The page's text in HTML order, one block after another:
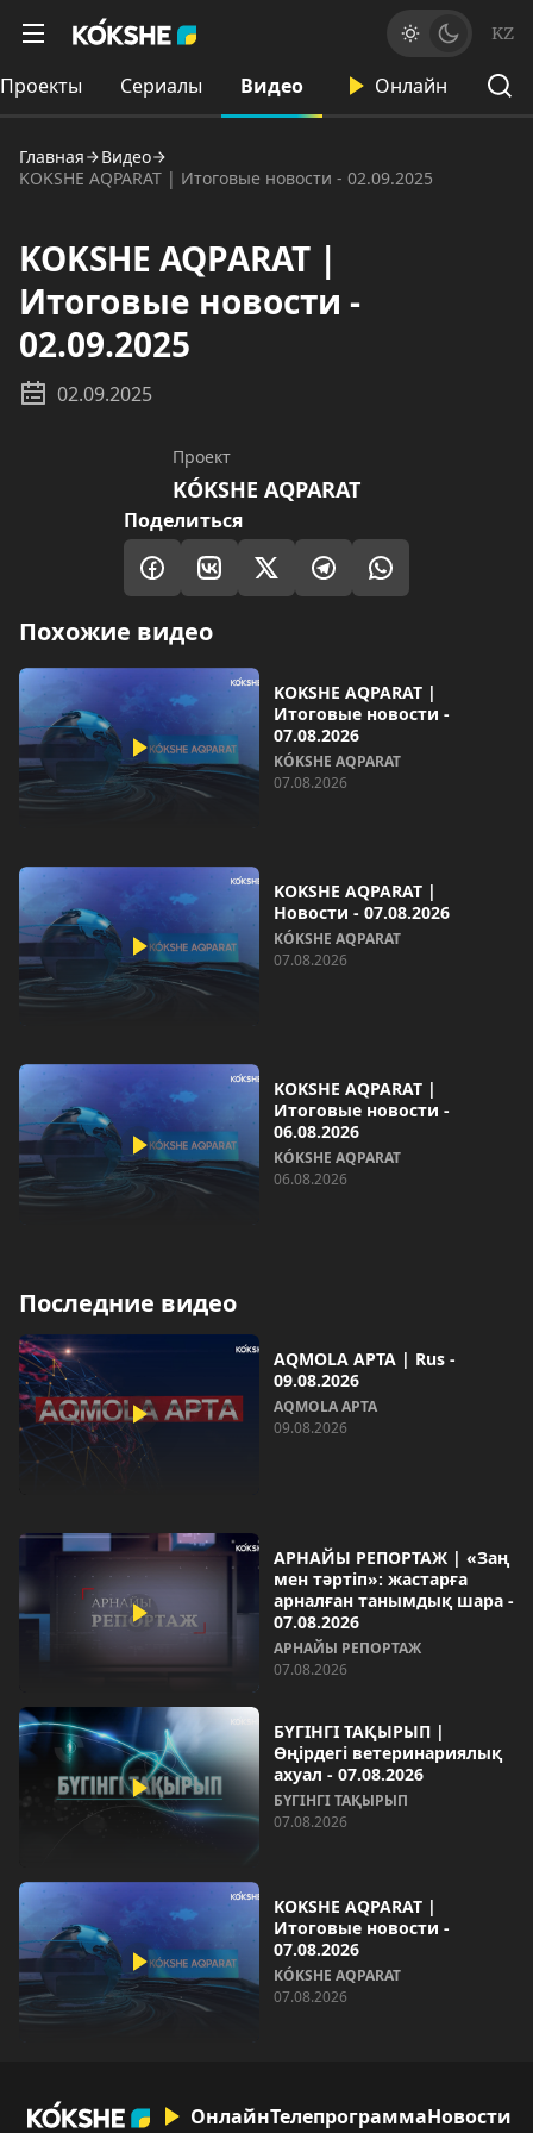
KZ
Проекты Сериалы Видео Онлайн
Главная
Видео
KOKSHE AQPARAT | Итоговые новости - 02.09.2025
KOKSHE AQPARAT |
Итоговые новости -
02.09.2025
02.09.2025
Проект
KÓKSHE AQPARAT
Поделиться
Похожие видео
KOKSHE AQPARAT |
Итоговые новости -
07.08.2026
KÓKSHE AQPARAT
07.08.2026
KOKSHE AQPARAT |
Новости - 07.08.2026
KÓKSHE AQPARAT
07.08.2026
KOKSHE AQPARAT |
Итоговые новости -
06.08.2026
KÓKSHE AQPARAT
06.08.2026
Последние видео
AQMOLA APTA | Rus -
09.08.2026
AQMOLA APTA
09.08.2026
АРНАЙЫ РЕПОРТАЖ | «Заң
мен тәртіп»: жастарға
арналған танымдық шара -
07.08.2026
АРНАЙЫ РЕПОРТАЖ
07.08.2026
БҮГІНГІ ТАҚЫРЫП |
Өңірдегі ветеринариялық
ахуал - 07.08.2026
БҮГІНГІ ТАҚЫРЫП
07.08.2026
KOKSHE AQPARAT |
Итоговые новости -
07.08.2026
KÓKSHE AQPARAT
07.08.2026
ОнлайнТелепрограммаНовости